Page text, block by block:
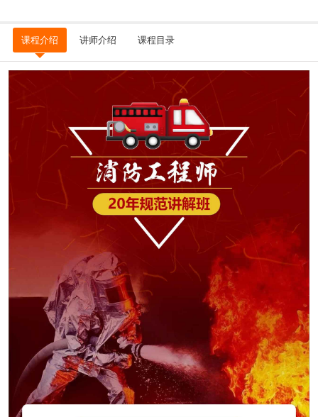
课程介绍 讲师介绍 课程目录